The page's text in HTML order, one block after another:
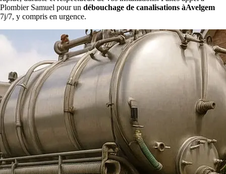
Plombier Samuel pour un débouchage de canalisations àAvelgem
7j/7, y compris en urgence.